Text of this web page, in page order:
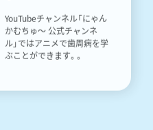
YouTubeチャンネル「にゃん
かむちゅ〜 公式チャンネ
ル」ではアニメで歯周病を学
ぶことができます。。